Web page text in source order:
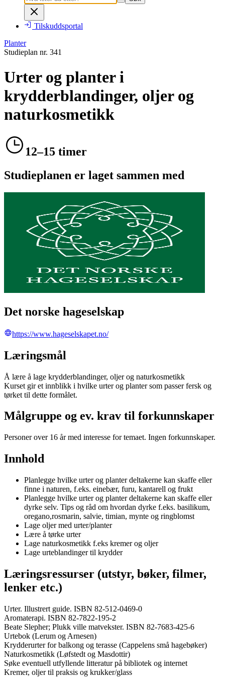
Tilskuddsportal
Planter
Studieplan nr. 341
Urter og planter i
krydderblandinger, oljer og
naturkosmetikk
12–15 timer
Studieplanen er laget sammen med
Det norske hageselskap
https://www.hageselskapet.no/
Læringsmål
Å lære å lage krydderblandinger, oljer og naturkosmetikk
Kurset gir et innblikk i hvilke urter og planter som passer fersk og
tørket til dette formålet.
Målgruppe og ev. krav til forkunnskaper
Personer over 16 år med interesse for temaet. Ingen forkunnskaper.
Innhold
Planlegge hvilke urter og planter deltakerne kan skaffe eller
finne i naturen, f.eks. einebær, furu, kantarell og frukt
Planlegge hvilke urter og planter deltakerne kan skaffe eller
dyrke selv. Tips og råd om hvordan dyrke f.eks. basilikum,
oregano,rosmarin, salvie, timian, mynte og ringblomst
Lage oljer med urter/planter
Lære å tørke urter
Lage naturkosmetikk f.eks kremer og oljer
Lage urteblandinger til krydder
Læringsressurser (utstyr, bøker, filmer,
lenker etc.)
Urter. Illustrert guide. ISBN 82-512-0469-0
Aromaterapi. ISBN 82-7822-195-2
Beate Slepher; Plukk ville matvekster. ISBN 82-7683-425-6
Urtebok (Lerum og Arnesen)
Krydderurter for balkong og terasse (Cappelens små hagebøker)
Naturkosmetikk (Løfstedt og Masdottir)
Søke eventuell utfyllende litteratur på bibliotek og internet
Kremer, oljer til praksis og krukker/glass